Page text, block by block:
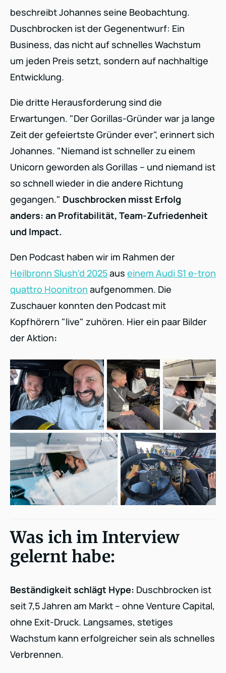
beschreibt Johannes seine Beobachtung.
Duschbrocken ist der Gegenentwurf: Ein
Business, das nicht auf schnelles Wachstum
um jeden Preis setzt, sondern auf nachhaltige
Entwicklung.
Die dritte Herausforderung sind die
Erwartungen. "Der Gorillas-Gründer war ja lange
Zeit der gefeiertste Gründer ever", erinnert sich
Johannes. "Niemand ist schneller zu einem
Unicorn geworden als Gorillas – und niemand ist
so schnell wieder in die andere Richtung
gegangen." Duschbrocken misst Erfolg
anders: an Profitabilität, Team-Zufriedenheit
und Impact.
Den Podcast haben wir im Rahmen der
Heilbronn Slush'd 2025aus einem Audi S1 e-tron
quattro Hoonitron aufgenommen. Die
Zuschauer konnten den Podcast mit
Kopfhörern "live" zuhören. Hier ein paar Bilder
der Aktion:
Was ich im Interview
gelernt habe:
Beständigkeit schlägt Hype: Duschbrocken ist
seit 7,5 Jahren am Markt – ohne Venture Capital,
ohne Exit-Druck. Langsames, stetiges
Wachstum kann erfolgreicher sein als schnelles
Verbrennen.